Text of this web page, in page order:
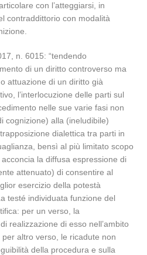
con l’atteggiarsi, in
contraddittorio con modalità
n. 6015: “tendendo
di un diritto controverso ma
attuazione di un diritto già
l’interlocuzione delle parti sul
nelle sue varie fasi non
cognizione) alla (ineludibile)
dialettica tra parti in
bensì al più limitato scopo
la diffusa espressione di
attenuato) di consentire al
esercizio della potestà
testé individuata funzione del
per un verso, la
realizzazione di esso nell’ambito
altro verso, le ricadute non
della procedura e sulla